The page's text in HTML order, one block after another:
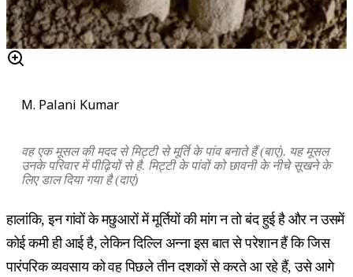
M. Palani Kumar
वह एक मूसल की मदद से मिट्टी से मूर्ति के पांव बनाते हैं (बाएं). यह मूसल
उनके परिवार में पीढ़ियों से है. मिट्टी के पांवों को छावनी के नीचे सूखने के
लिए डाल दिया गया है (दाएं)
हालांकि, इन गांवों के मछुआरों में मूर्तियों की मांग न तो बंद हुई है और न उसमें
कोई कमी ही आई है, लेकिन दिल्लि अन्ना इस बात से परेशान हैं कि जिस
पारंपरिक व्यवसाय को वह पिछले तीन दशकों से करते आ रहे हैं, उसे आगे